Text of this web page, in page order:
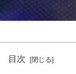
目次